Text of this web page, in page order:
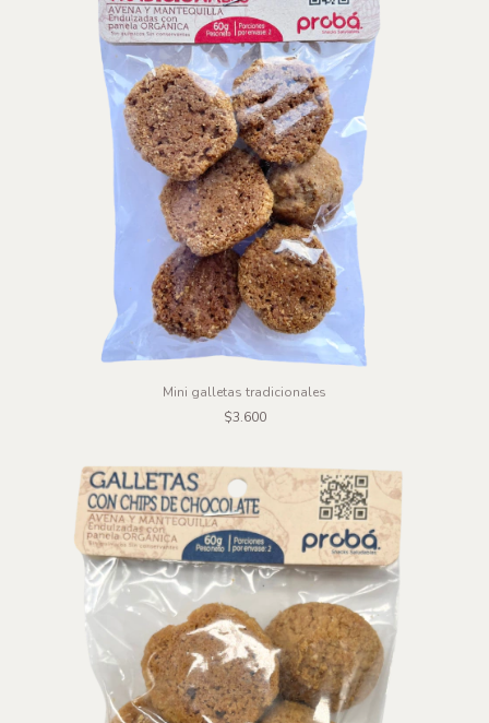
Mini galletas tradicionales
$3.600